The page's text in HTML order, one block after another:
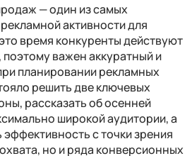
— один из самых
активности для
время конкуренты действуют
важен аккуратный и
планировании рекламных
решить две ключевых
рассказать об осенней
широкой аудитории, а
с точки зрения
но и ряда конверсионных